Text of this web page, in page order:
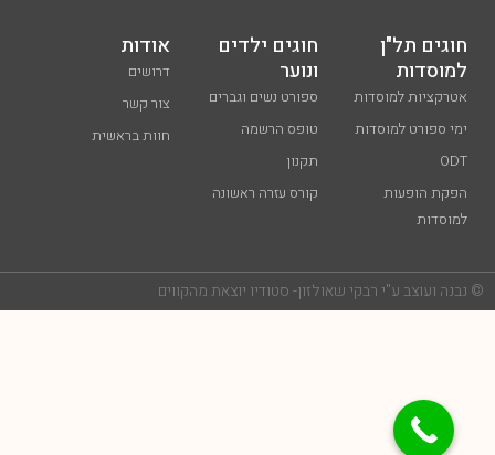
חוגים תל"ן
למוסדות
אטרקציות למוסדות
ימי ספורט למוסדות
ODT
הפקת הופעות
למוסדות
חוגים ילדים
ונוער
ספורט נשים וגברים
טופס הרשמה
תקנון
קורס עזרה ראשונה
אודות
דרושים
צור קשר
חוות בראשית
ועוצב ע"י רבקי שאולזון- סטודיו יוצאת מהקווים